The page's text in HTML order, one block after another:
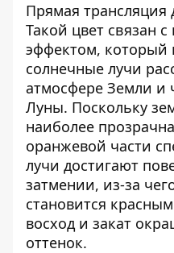
Прямая трансляция
Такой цвет связан
эффектом, который
солнечные лучи
атмосфере Земли и
Луны. Поскольку
наиболее
оранжевой части
лучи достигают
затмении, из-за
становится
восход и закат
оттенок.